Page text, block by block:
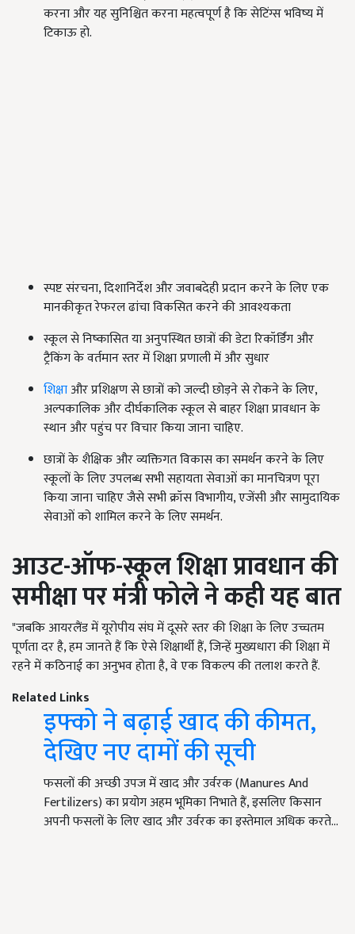
करना और यह सुनिश्चित करना महत्वपूर्ण है कि सेटिंग्स भविष्य में
टिकाऊ हो.
स्पष्ट संरचना, दिशानिर्देश और जवाबदेही प्रदान करने के लिए एक
मानकीकृत रेफरल ढांचा विकसित करने की आवश्यकता
स्कूल से निष्कासित या अनुपस्थित छात्रों की डेटा रिकॉर्डिंग और
ट्रैकिंग के वर्तमान स्तर में शिक्षा प्रणाली में और सुधार
शिक्षाऔर प्रशिक्षण से छात्रों को जल्दी छोड़ने से रोकने के लिए,
अल्पकालिक और दीर्घकालिक स्कूल से बाहर शिक्षा प्रावधान के
स्थान और पहुंच पर विचार किया जाना चाहिए.
छात्रों के शैक्षिक और व्यक्तिगत विकास का समर्थन करने के लिए
स्कूलों के लिए उपलब्ध सभी सहायता सेवाओं का मानचित्रण पूरा
किया जाना चाहिए जैसे सभी क्रॉस विभागीय, एजेंसी और सामुदायिक
सेवाओं को शामिल करने के लिए समर्थन.
आउट-ऑफ-स्कूल शिक्षा प्रावधान की
समीक्षा पर मंत्री फोले ने कही यह बात
"जबकि आयरलैंड में यूरोपीय संघ में दूसरे स्तर की शिक्षा के लिए उच्चतम
पूर्णता दर है, हम जानते हैं कि ऐसे शिक्षार्थी हैं, जिन्हें मुख्यधारा की शिक्षा में
रहने में कठिनाई का अनुभव होता है, वे एक विकल्प की तलाश करते हैं.
Related Links
इफ्को ने बढ़ाई खाद की कीमत,
देखिए नए दामों की सूची
फसलों की अच्छी उपज में खाद और उर्वरक (Manures And
Fertilizers) का प्रयोग अहम भूमिका निभाते हैं, इसलिए किसान
अपनी फसलों के लिए खाद और उर्वरक का इस्तेमाल अधिक करते…